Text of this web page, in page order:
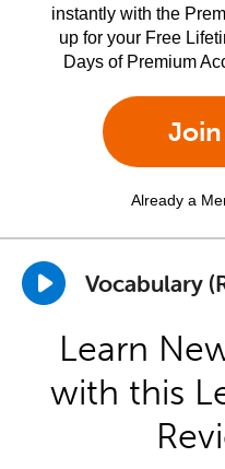
instantly with the
up for your Free
Days of Premium
Join
Already a
Vocabulary
Learn
with this